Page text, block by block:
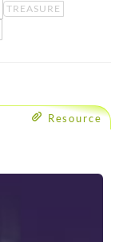
TREASURE
Resource